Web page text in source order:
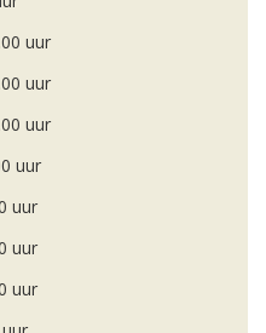
uur
uur
uur
uur
uur
uur
uur